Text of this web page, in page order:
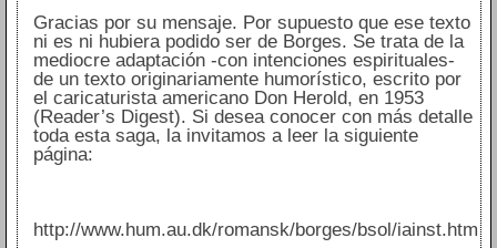
Gracias por su mensaje. Por supuesto que ese texto
ni es ni hubiera podido ser de Borges. Se trata de la
mediocre adaptación -con intenciones espirituales-
de un texto originariamente humorístico, escrito por
el caricaturista americano Don Herold, en 1953
(Reader’s Digest). Si desea conocer con más detalle
toda esta saga, la invitamos a leer la siguiente
página:
http://www.hum.au.dk/romansk/borges/bsol/iainst.htm